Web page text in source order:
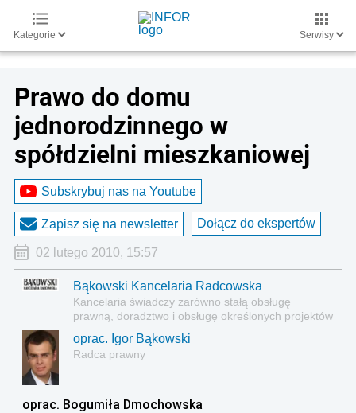
Kategorie Serwisy
Prawo do domu
jednorodzinnego w
spółdzielni mieszkaniowej
Subskrybuj nas na Youtube
Zapisz się na newsletter Dołącz do ekspertów
02 lutego 2010, 15:57
Bąkowski Kancelaria Radcowska
Kancelaria świadczy zarówno stałą obsługę
prawną, doradztwo i obsługę określonych projektów
oprac. Igor Bąkowski
Radca prawny
oprac. Bogumiła Dmochowska